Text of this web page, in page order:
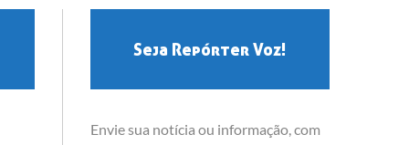
Seja Repórter Voz!
Envie sua notícia ou informação, com